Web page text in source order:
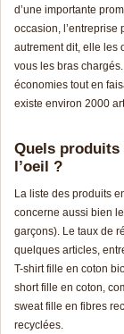
d’une importante
occasion, l’entreprise
autrement dit, elle les
vous les bras
économies tout en
existe environ 2000
Quels produits
l’oeil ?
La liste des produits
concerne aussi bien
garçons). Le taux de
quelques articles,
T-shirt fille en coton
short fille en coton,
sweat fille en fibres
recyclées.